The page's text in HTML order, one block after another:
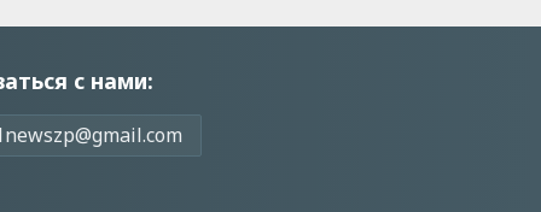
с нами: